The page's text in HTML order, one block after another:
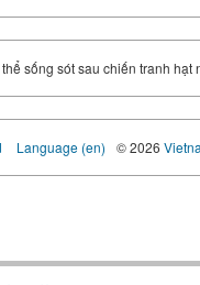
sống sót sau chiến tranh hạt
Language (en) © 2026